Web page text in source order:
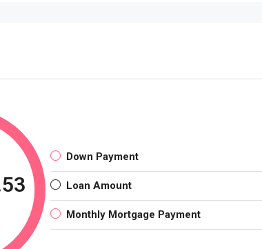
Down Payment
Loan Amount
Monthly Mortgage Payment